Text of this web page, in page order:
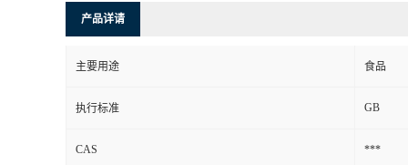
产品详请
主要用途 食品
执行标准 GB
CAS ***